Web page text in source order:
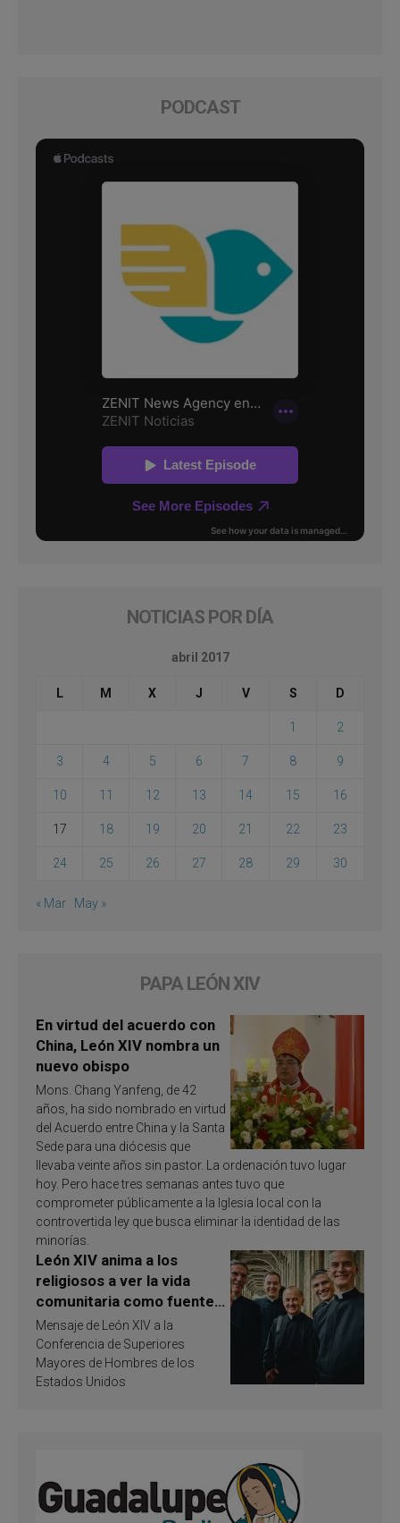
PODCAST
NOTICIAS POR DÍA
abril 2017
L M X J V S D
1 2
3 4 5 6 7 8 9
10 11 12 13 14 15 16
17 18 19 20 21 22 23
24 25 26 27 28 29 30
« Mar May »
PAPA LEÓN XIV
En virtud del acuerdo con
China, León XIV nombra un
nuevo obispo
Mons. Chang Yanfeng, de 42
años, ha sido nombrado en virtud
del Acuerdo entre China y la Santa
Sede para una diócesis que
llevaba veinte años sin pastor. La ordenación tuvo lugar
hoy. Pero hace tres semanas antes tuvo que
comprometer públicamente a la Iglesia local con la
controvertida ley que busca eliminar la identidad de las
minorías.
León XIV anima a los
religiosos a ver la vida
comunitaria como fuente
de inspiración y
santificación
Mensaje de León XIV a la
Conferencia de Superiores
Mayores de Hombres de los
Estados Unidos